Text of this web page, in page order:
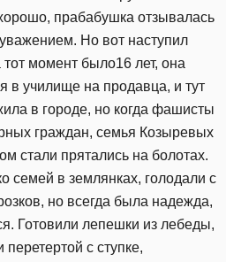
прабабушка отзывалась
Но вот наступил
момент было16 лет, она
в училище на продавца, и тут
в городе, но когда фашисты
граждан, семья Козыревых
стали прятались на болотах.
семей в землянках, голодали с
но всегда была надежда,
Готовили лепешки из лебеды,
с ступке,